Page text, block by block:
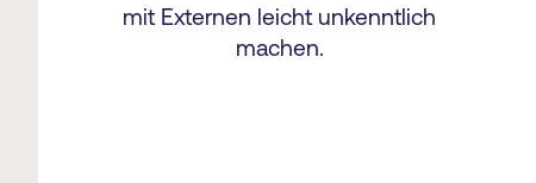
mit Externen leicht unkenntlich
machen.